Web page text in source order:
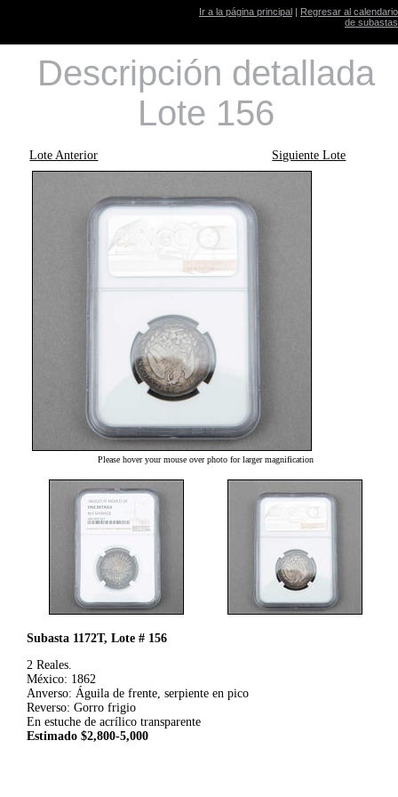
Ir a la página principal | Regresar al calendario
de subastas
Descripción detallada
Lote 156
Lote Anterior Siguiente Lote
Please hover your mouse over photo for larger magnification
Subasta 1172T, Lote # 156
2 Reales.
México: 1862
Anverso: Águila de frente, serpiente en pico
Reverso: Gorro frigio
En estuche de acrílico transparente
Estimado $2,800-5,000